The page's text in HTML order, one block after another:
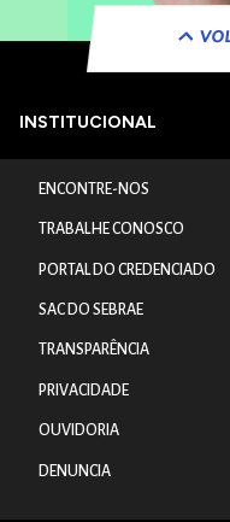
INSTITUCIONAL
ENCONTRE-NOS
TRABALHE CONOSCO
PORTAL DO CREDENCIADO
SAC DO SEBRAE
TRANSPARÊNCIA
PRIVACIDADE
OUVIDORIA
DENUNCIA